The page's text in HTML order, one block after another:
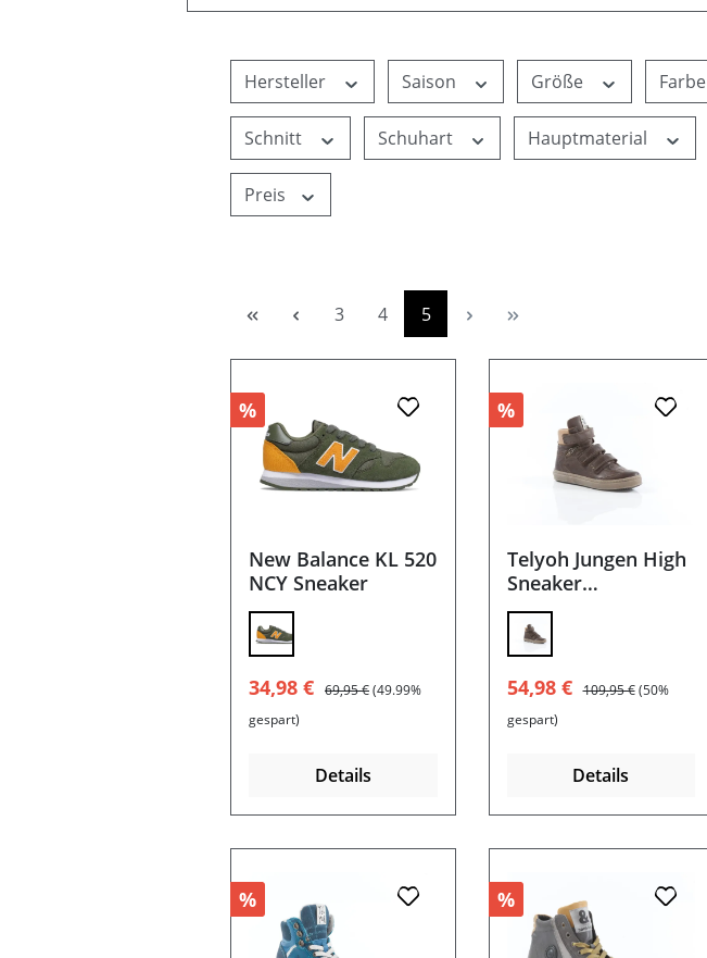
Hersteller Saison Größe Farbe
Schnitt Schuhart Hauptmaterial
Preis
Seite
3 Seite
4 Seite
5
%
New Balance KL 520
NCY Sneaker
Verkaufspreis:
34,98 € Regulärer Preis:
69,95 €(49.99%
gespart)
Details
%
Telyoh Jungen High
Sneaker
Y00364.1507
Verkaufspreis:
54,98 € Regulärer Preis:
109,95 € (50%
gespart)
Details
% %